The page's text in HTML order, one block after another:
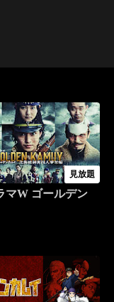
見放題
マW ゴールデン